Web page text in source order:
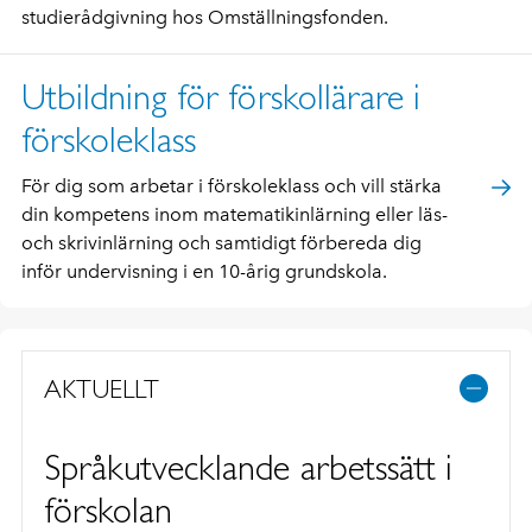
studierådgivning hos Omställningsfonden.
Utbildning för förskollärare i
förskoleklass
För dig som arbetar i förskoleklass och vill stärka
din kompetens inom matematikinlärning eller läs-
och skrivinlärning och samtidigt förbereda dig
inför undervisning i en 10-årig grundskola.
AKTUELLT
Språkutvecklande arbetssätt i
förskolan